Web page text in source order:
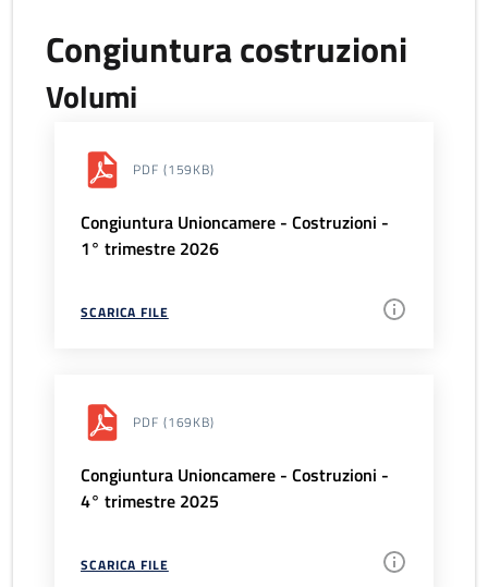
Congiuntura costruzioni
Volumi
PDF (159KB)
Congiuntura Unioncamere - Costruzioni -
1° trimestre 2026
SCARICA FILE
PDF (169KB)
Congiuntura Unioncamere - Costruzioni -
4° trimestre 2025
SCARICA FILE